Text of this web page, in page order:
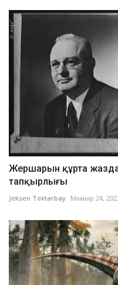
Жершарын құрта
тапқырлығы
Jeksen Toktarbay Мамыр 24,